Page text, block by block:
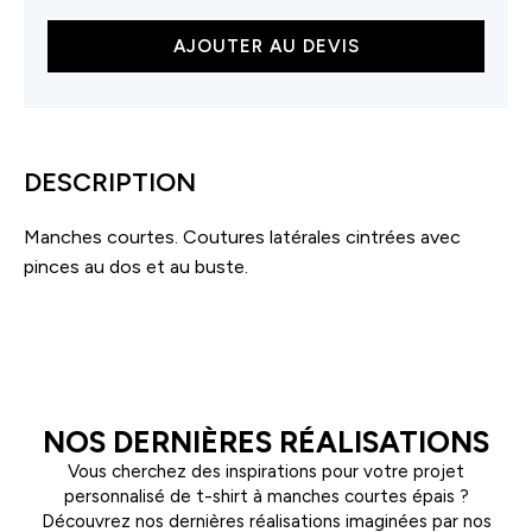
AJOUTER AU DEVIS
DESCRIPTION
Manches courtes. Coutures latérales cintrées avec
pinces au dos et au buste.
NOS DERNIÈRES RÉALISATIONS
Vous cherchez des inspirations pour votre projet
personnalisé de t-shirt à manches courtes épais ?
Découvrez nos dernières réalisations imaginées par nos